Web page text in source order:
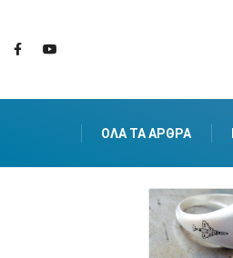
ΌΛΑ ΤΑ ΆΡΘΡΑ